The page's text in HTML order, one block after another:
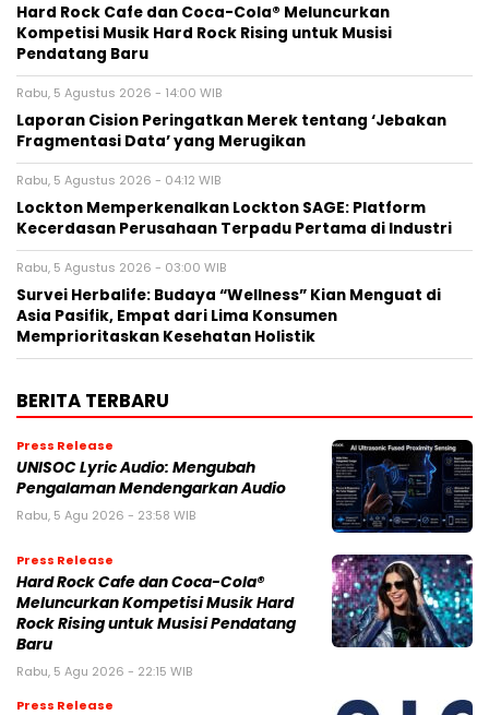
Hard Rock Cafe dan Coca-Cola® Meluncurkan
Kompetisi Musik Hard Rock Rising untuk Musisi
Pendatang Baru
Rabu, 5 Agustus 2026 - 14:00 WIB
Laporan Cision Peringatkan Merek tentang ‘Jebakan
Fragmentasi Data’ yang Merugikan
Rabu, 5 Agustus 2026 - 04:12 WIB
Lockton Memperkenalkan Lockton SAGE: Platform
Kecerdasan Perusahaan Terpadu Pertama di Industri
Rabu, 5 Agustus 2026 - 03:00 WIB
Survei Herbalife: Budaya “Wellness” Kian Menguat di
Asia Pasifik, Empat dari Lima Konsumen
Memprioritaskan Kesehatan Holistik
BERITA TERBARU
Press Release
UNISOC Lyric Audio: Mengubah
Pengalaman Mendengarkan Audio
Rabu, 5 Agu 2026 - 23:58 WIB
Press Release
Hard Rock Cafe dan Coca-Cola®
Meluncurkan Kompetisi Musik Hard
Rock Rising untuk Musisi Pendatang
Baru
Rabu, 5 Agu 2026 - 22:15 WIB
Press Release